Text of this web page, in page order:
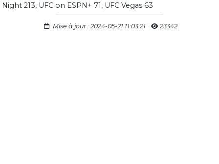
Night 213, UFC on ESPN+ 71, UFC Vegas 63
Mise à jour : 2024-05-21 11:03:21 23342